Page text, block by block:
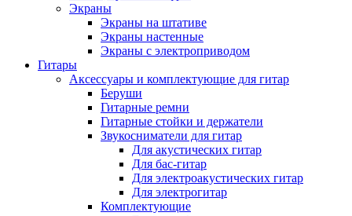
Экраны
Экраны на штативе
Экраны настенные
Экраны с электроприводом
Гитары
Аксессуары и комплектующие для гитар
Беруши
Гитарные ремни
Гитарные стойки и держатели
Звукосниматели для гитар
Для акустических гитар
Для бас-гитар
Для электроакустических гитар
Для электрогитар
Комплектующие